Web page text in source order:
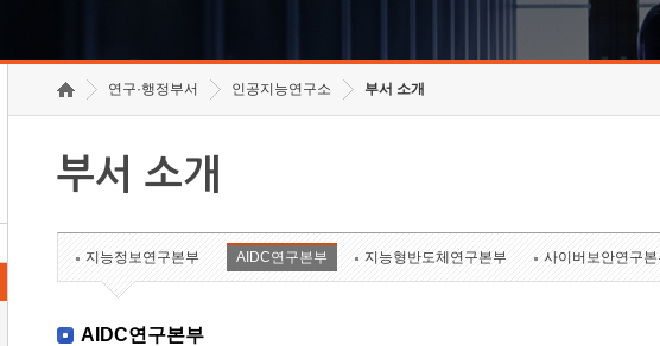
연구·행정부서 인공지능연구소 부서 소개
부서 소개
지능정보연구본부 AIDC연구본부 지능형반도체연구본부 사이버보안연구본
AIDC연구본부